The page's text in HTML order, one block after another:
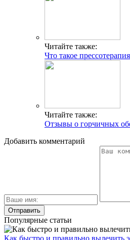
Читайте также:
Что такое
Читайте также:
Отзывы о горчичных
Добавить комментарий
Популярные статьи
Как быстро и правильно вылечить